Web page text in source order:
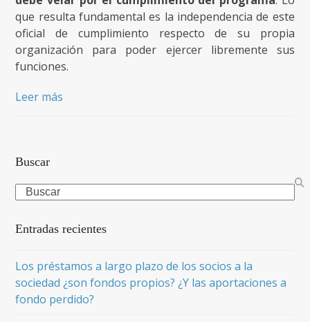
que resulta fundamental es la independencia de este
oficial de cumplimiento respecto de su propia
organización para poder ejercer libremente sus
funciones.
Leer más
Buscar
Search
Entradas recientes
Los préstamos a largo plazo de los socios a la
sociedad ¿son fondos propios? ¿Y las aportaciones a
fondo perdido?